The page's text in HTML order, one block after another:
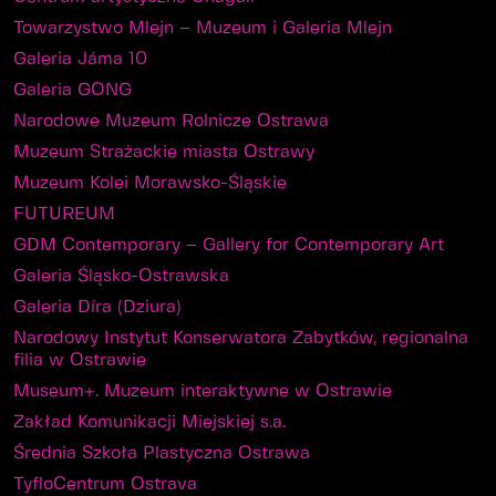
Towarzystwo Mlejn – Muzeum i Galeria Mlejn
Galeria Jáma 10
Galeria GONG
Narodowe Muzeum Rolnicze Ostrawa
Muzeum Strażackie miasta Ostrawy
Muzeum Kolei Morawsko-Śląskie
FUTUREUM
GDM Contemporary – Gallery for Contemporary Art
Galeria Śląsko-Ostrawska
Galeria Díra (Dziura)
Narodowy Instytut Konserwatora Zabytków, regionalna
filia w Ostrawie
Museum+. Muzeum interaktywne w Ostrawie
Zakład Komunikacji Miejskiej s.a.
Średnia Szkoła Plastyczna Ostrawa
TyfloCentrum Ostrava